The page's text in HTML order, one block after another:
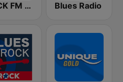
ROCK FM CLASSIC ROCK Blues Radio